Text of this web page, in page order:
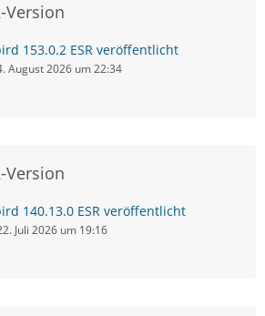
Version
153.0.2 ESR veröffentlicht
August 2026 um 22:34
Version
140.13.0 ESR veröffentlicht
Juli 2026 um 19:16